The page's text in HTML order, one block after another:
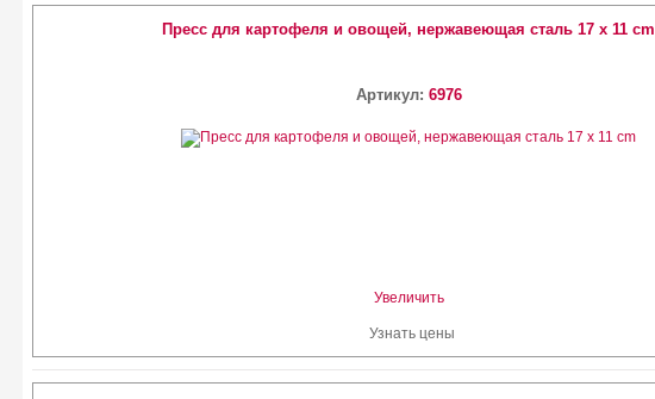
Пресс для картофеля и овощей, нержавеющая сталь 17 х 11 cm
Артикул: 6976
Увеличить
Узнать цены